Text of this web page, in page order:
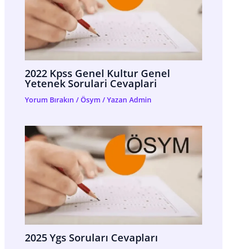
2022 Kpss Genel Kultur Genel
Yetenek Sorulari Cevaplari
Yorum Bırakın /Ösym/ Yazan Admin
2025 Ygs Soruları Cevapları